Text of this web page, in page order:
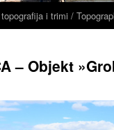
i trimi /
– Objekt